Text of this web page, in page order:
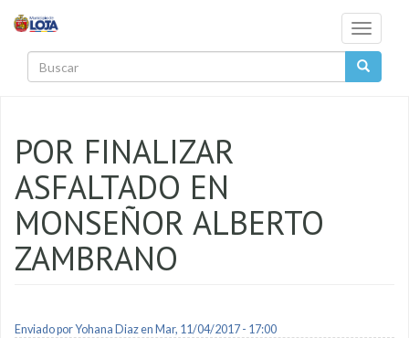
Toggle
POR FINALIZAR
ASFALTADO EN
MONSEÑOR ALBERTO
ZAMBRANO
Enviado porYohana Diazen Mar, 11/04/2017 - 17:00